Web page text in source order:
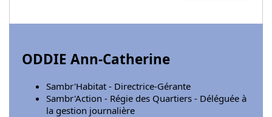
ODDIE Ann-Catherine
Sambr'Habitat - Directrice-Gérante
Sambr'Action - Régie des Quartiers - Déléguée à
la gestion journalière